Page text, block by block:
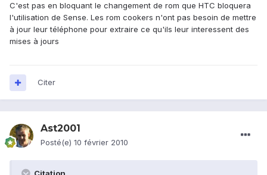
C'est pas en bloquant le changement de rom que HTC bloquera
l'utilisation de Sense. Les rom cookers n'ont pas besoin de mettre
à jour leur téléphone pour extraire ce qu'ils leur interessent des
mises à jours
Citer
Ast2001
Posté(e) 10 février 2010